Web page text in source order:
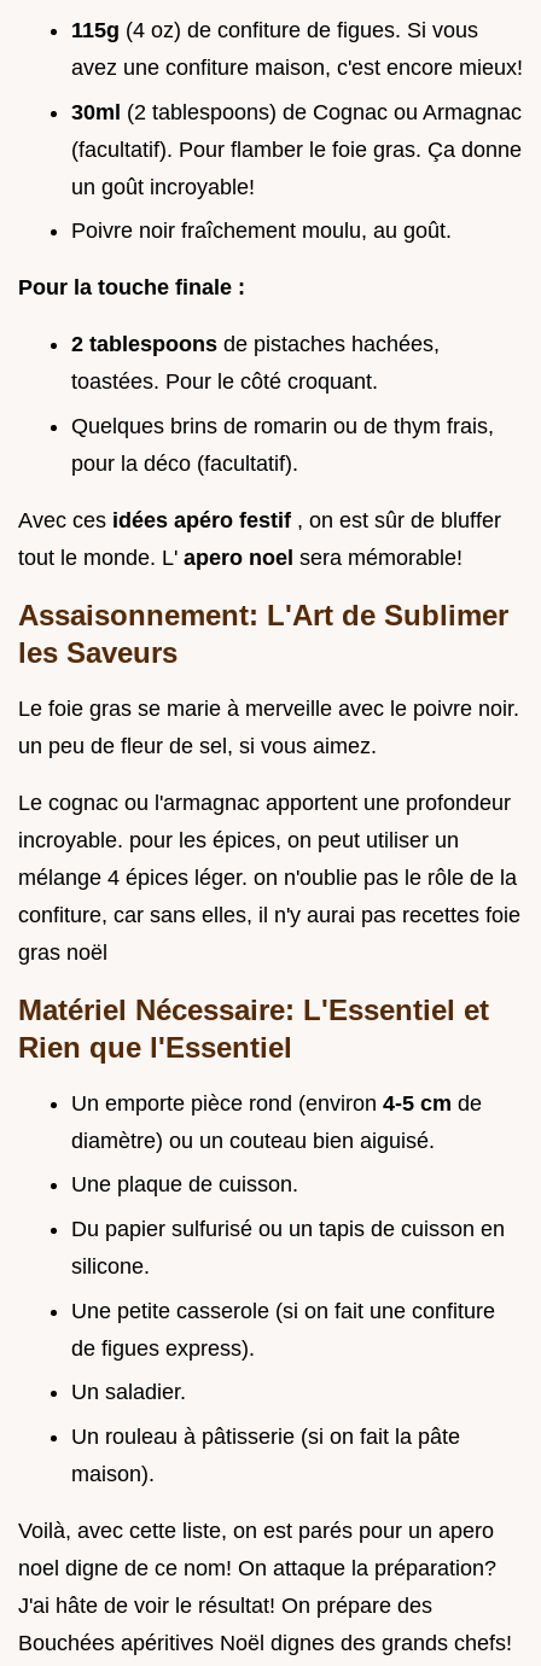
115g (4 oz) de confiture de figues. Si vous
avez une confiture maison, c'est encore mieux!
30ml (2 tablespoons) de Cognac ou Armagnac
(facultatif). Pour flamber le foie gras. Ça donne
un goût incroyable!
Poivre noir fraîchement moulu, au goût.
Pour la touche finale :
2 tablespoons de pistaches hachées,
toastées. Pour le côté croquant.
Quelques brins de romarin ou de thym frais,
pour la déco (facultatif).
Avec ces idées apéro festif , on est sûr de bluffer
tout le monde. L' apero noel sera mémorable!
Assaisonnement: L'Art de Sublimer
les Saveurs
Le foie gras se marie à merveille avec le poivre noir.
un peu de fleur de sel, si vous aimez.
Le cognac ou l'armagnac apportent une profondeur
incroyable. pour les épices, on peut utiliser un
mélange 4 épices léger. on n'oublie pas le rôle de la
confiture, car sans elles, il n'y aurai pas recettes foie
gras noël
Matériel Nécessaire: L'Essentiel et
Rien que l'Essentiel
Un emporte pièce rond (environ 4-5 cm de
diamètre) ou un couteau bien aiguisé.
Une plaque de cuisson.
Du papier sulfurisé ou un tapis de cuisson en
silicone.
Une petite casserole (si on fait une confiture
de figues express).
Un saladier.
Un rouleau à pâtisserie (si on fait la pâte
maison).
Voilà, avec cette liste, on est parés pour un apero
noel digne de ce nom! On attaque la préparation?
J'ai hâte de voir le résultat! On prépare des
Bouchées apéritives Noël dignes des grands chefs!